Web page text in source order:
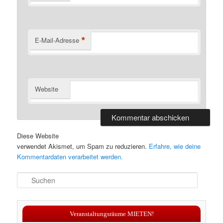
E-Mail-Adresse *
Website
Diese Website
verwendet Akismet, um Spam zu reduzieren. Erfahre, wie deine
Kommentardaten verarbeitet werden.
u
Veranstaltungsräume MIETEN!